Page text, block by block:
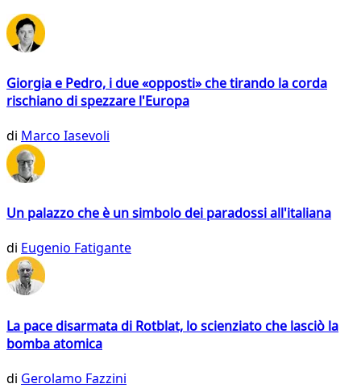
Giorgia e Pedro, i due «opposti» che tirando la corda
rischiano di spezzare l'Europa
di Marco Iasevoli
Un palazzo che è un simbolo dei paradossi all'italiana
di Eugenio Fatigante
La pace disarmata di Rotblat, lo scienziato che lasciò la
bomba atomica
di Gerolamo Fazzini